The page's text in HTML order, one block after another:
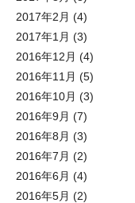
2017年2月 (4)
2017年1月 (3)
2016年12月 (4)
2016年11月 (5)
2016年10月 (3)
2016年9月 (7)
2016年8月 (3)
2016年7月 (2)
2016年6月 (4)
2016年5月 (2)